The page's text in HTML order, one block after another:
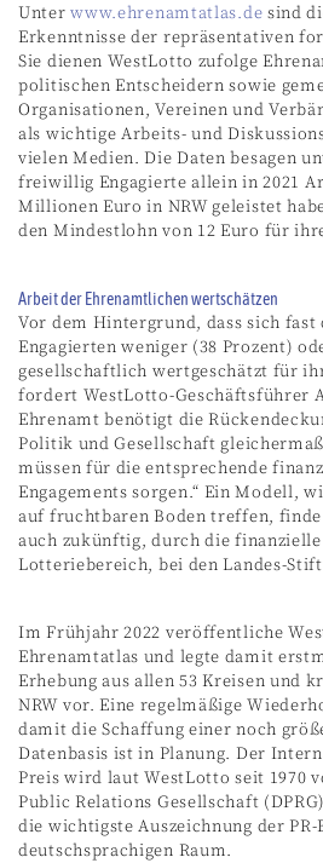
Unterwww.ehrenamtatlas.de sind
Erkenntnisse der repräsentativen
Sie dienen WestLotto zufolge
politischen Entscheidern sowie
Organisationen, Vereinen und
als wichtige Arbeits- und
vielen Medien. Die Daten besagen
freiwillig Engagierte allein in 2021
Millionen Euro in NRW geleistet
den Mindestlohn von 12 Euro für
Arbeit der Ehrenamtlichen wertschätzen
Vor dem Hintergrund, dass sich
Engagierten weniger (38 Prozent)
gesellschaftlich wertgeschätzt für
fordert WestLotto-Geschäftsführer
Ehrenamt benötigt die
Politik und Gesellschaft
müssen für die entsprechende
Engagements sorgen.“ Ein Modell,
auf fruchtbaren Boden treffen,
auch zukünftig, durch die finanzielle
Lotteriebereich, bei den Landes-
Im Frühjahr 2022 veröffentliche
Ehrenamtatlas und legte damit
Erhebung aus allen 53 Kreisen und
NRW vor. Eine regelmäßige
damit die Schaffung einer noch
Datenbasis ist in Planung. Der
Preis wird laut WestLotto seit 1970
Public Relations Gesellschaft
die wichtigste Auszeichnung der
deutschsprachigen Raum.